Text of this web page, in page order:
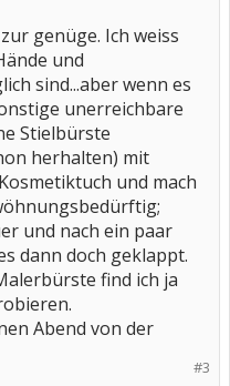
genüge. Ich weiss
und
sind...aber wenn es
unerreichbare
Stielbürste
herhalten) mit
und mach
und nach ein paar
dann doch geklappt.
find ich ja
Abend von der
#3